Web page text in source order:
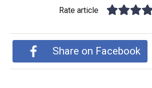
Rate article
Share on Facebook